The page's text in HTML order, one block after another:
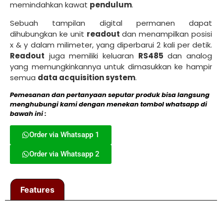
memindahkan kawat pendulum.
Sebuah tampilan digital permanen dapat
dihubungkan ke unit readout dan menampilkan posisi
x & y dalam milimeter, yang diperbarui 2 kali per detik.
Readout juga memiliki keluaran RS485 dan analog
yang memungkinkannya untuk dimasukkan ke hampir
semua data acquisition system.
Pemesanan dan pertanyaan seputar produk bisa langsung
menghubungi kami dengan menekan tombol whatsapp di
bawah ini :
Order via Whatsapp 1
Order via Whatsapp 2
Features